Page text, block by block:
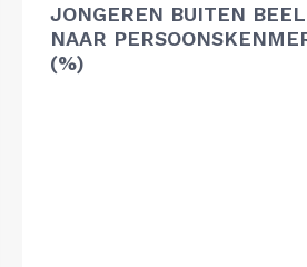
JONGEREN BUITEN
NAAR
(%)